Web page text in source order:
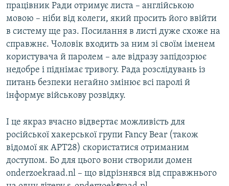
працівник Ради отримує листа – англійською
мовою – ніби від колеги, який просить його ввійти
в систему ще раз. Посилання в листі дуже схоже на
справжнє. Чоловік входить за ним зі своїм іменем
користувача й паролем – але відразу запідозрює
недобре і піднімає тривогу. Рада розслідувань із
питань безпеки негайно змінює всі паролі й
інформує військову розвідку.
І це якраз вчасно відвертає можливість для
російської хакерської групи Fancy Bear (також
відомої як APT28) скористатися отриманим
доступом. Бо для цього вони створили домен
onderzoekraad.nl – що відрізнявся від справжнього